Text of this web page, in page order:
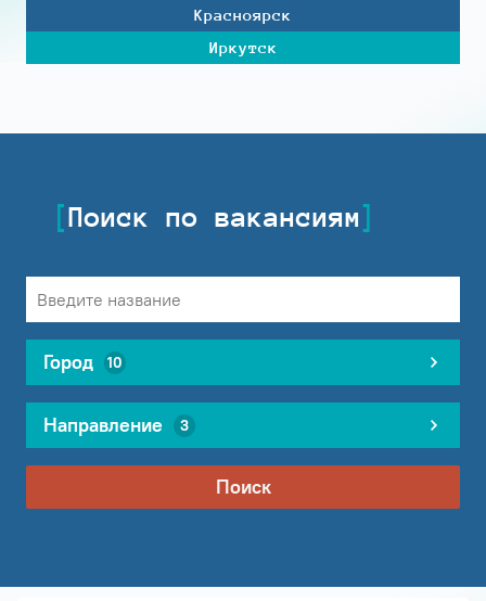
Красноярск
Иркутск
Поиск по вакансиям
Город 10
Направление 3
Поиск